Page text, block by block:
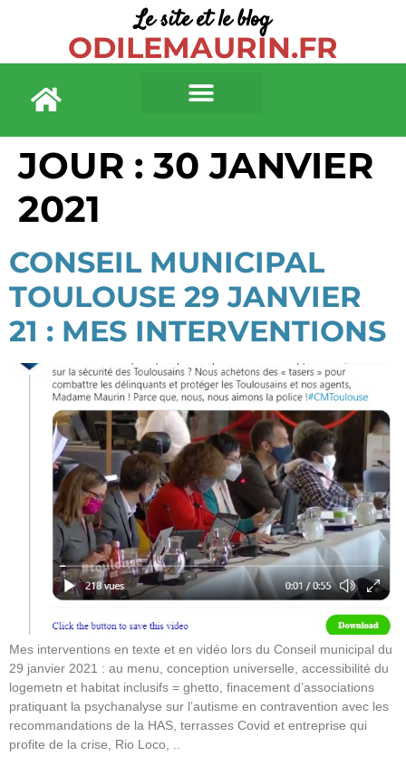
Le site et le blog
ODILEMAURIN.FR
JOUR : 30 JANVIER
2021
CONSEIL MUNICIPAL
TOULOUSE 29 JANVIER
21 : MES INTERVENTIONS
Mes interventions en texte et en vidéo lors du Conseil municipal du
29 janvier 2021 : au menu, conception universelle, accessibilité du
logemetn et habitat inclusifs = ghetto, finacement d’associations
pratiquant la psychanalyse sur l’autisme en contravention avec les
recommandations de la HAS, terrasses Covid et entreprise qui
profite de la crise, Rio Loco, ..